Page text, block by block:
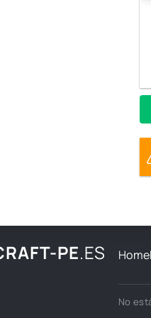
PE.ES Home
No